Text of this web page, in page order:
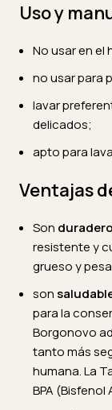
Uso y
No usar en el
no usar para
lavar
delicados;
apto para
Ventajas
Son
resistente y
grueso y
son
para la
Borgonovo
tanto más
humana. La
BPA (Bisfenol